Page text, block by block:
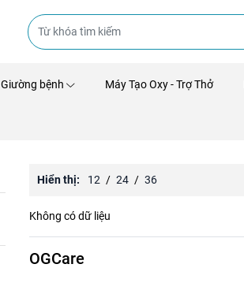
Giường bệnh Máy Tạo Oxy - Trợ Thở
Hiển thị: 12 / 24 / 36
Không có dữ liệu
OGCare